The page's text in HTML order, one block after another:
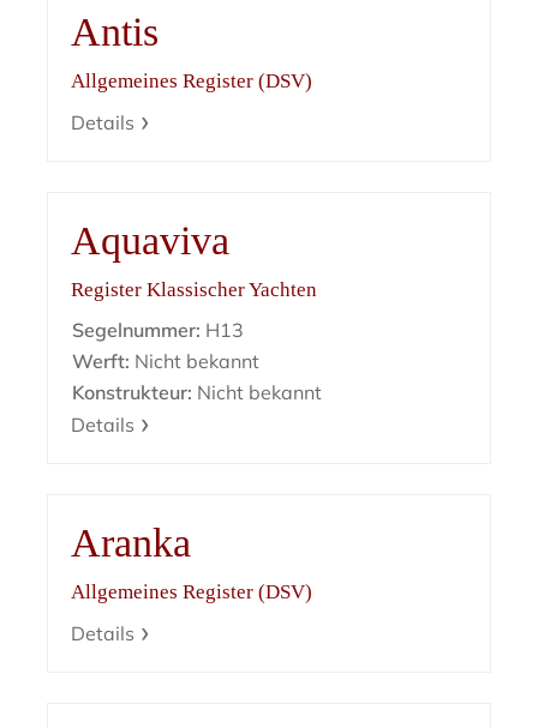
Antis
Allgemeines Register (DSV)
Details
Aquaviva
Register Klassischer Yachten
Segelnummer: H13
Werft: Nicht bekannt
Konstrukteur: Nicht bekannt
Details
Aranka
Allgemeines Register (DSV)
Details